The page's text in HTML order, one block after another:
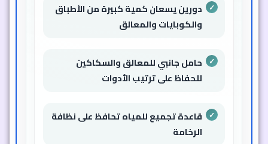
دورين يسعان كمية كبيرة من الأطباق
والكوبايات والمعالق
حامل جانبي للمعالق والسكاكين
للحفاظ على ترتيب الأدوات
قاعدة تجميع للمياه تحافظ على نظافة
الرخامة